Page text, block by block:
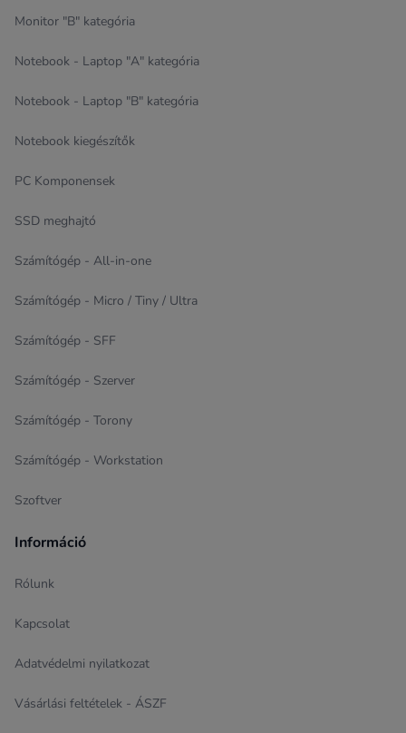
Monitor "B" kategória
Notebook - Laptop "A" kategória
Notebook - Laptop "B" kategória
Notebook kiegészítők
PC Komponensek
SSD meghajtó
Számítógép - All-in-one
Számítógép - Micro / Tiny / Ultra
Számítógép - SFF
Számítógép - Szerver
Számítógép - Torony
Számítógép - Workstation
Szoftver
Információ
Rólunk
Kapcsolat
Adatvédelmi nyilatkozat
Vásárlási feltételek - ÁSZF